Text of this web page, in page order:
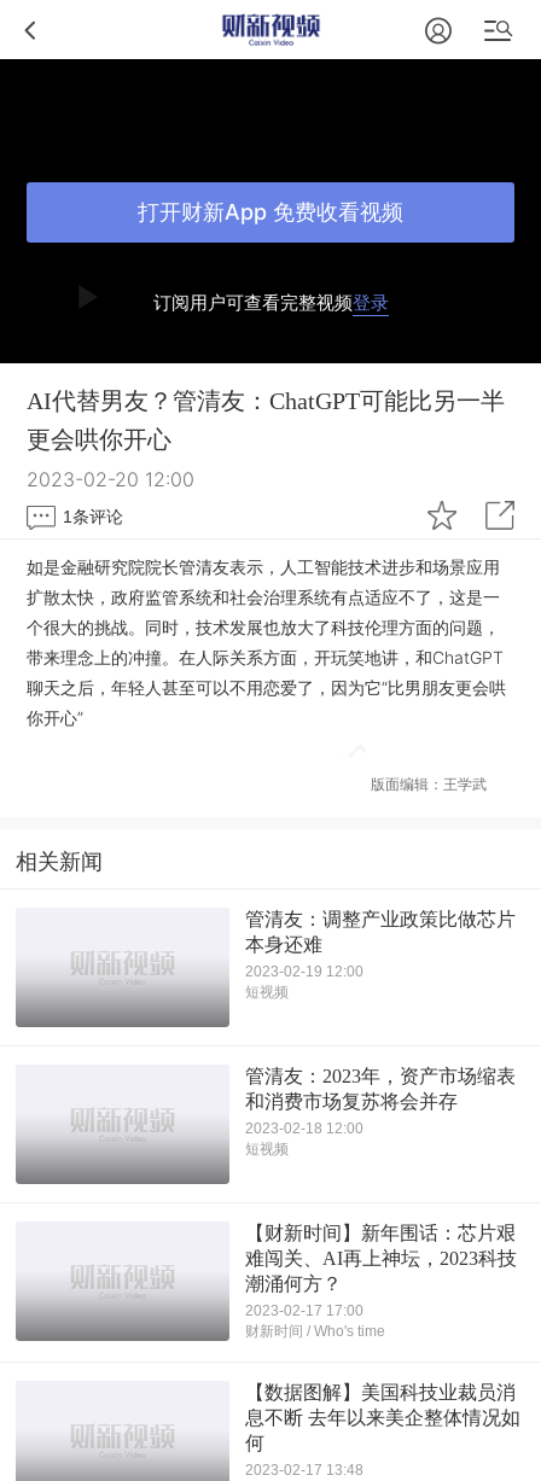
订阅用户可查看完整视频登录
打开财新App 免费收看视频
AI代替男友？管清友：ChatGPT可能比另一半
更会哄你开心
2023-02-20 12:00
1条评论
如是金融研究院院长管清友表示，人工智能技术进步和场景应用
扩散太快，政府监管系统和社会治理系统有点适应不了，这是一
个很大的挑战。同时，技术发展也放大了科技伦理方面的问题，
带来理念上的冲撞。在人际关系方面，开玩笑地讲，和ChatGPT
聊天之后，年轻人甚至可以不用恋爱了，因为它“比男朋友更会哄
你开心”
版面编辑：王学武
相关新闻
管清友：调整产业政策比做芯片
本身还难
2023-02-19 12:00
短视频
管清友：2023年，资产市场缩表
和消费市场复苏将会并存
2023-02-18 12:00
短视频
【财新时间】新年围话：芯片艰
难闯关、AI再上神坛，2023科技
潮涌何方？
2023-02-17 17:00
财新时间 / Who's time
【数据图解】美国科技业裁员消
息不断 去年以来美企整体情况如
何
2023-02-17 13:48